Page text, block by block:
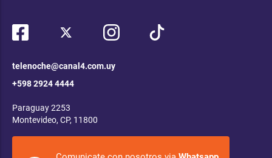
telenoche@canal4.com.uy
+598 2924 4444
Paraguay 2253
Montevideo, CP, 11800